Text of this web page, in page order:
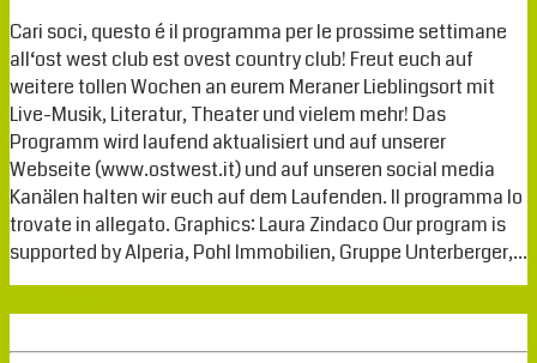
Cari soci, questo é il programma per le prossime settimane
all‘ost west club est ovest country club! Freut euch auf
weitere tollen Wochen an eurem Meraner Lieblingsort mit
Live-Musik, Literatur, Theater und vielem mehr! Das
Programm wird laufend aktualisiert und auf unserer
Webseite (www.ostwest.it) und auf unseren social media
Kanälen halten wir euch auf dem Laufenden. Il programma lo
trovate in allegato. Graphics: Laura Zindaco Our program is
supported by Alperia, Pohl Immobilien, Gruppe Unterberger,…